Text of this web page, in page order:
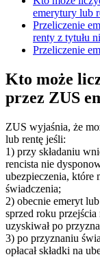
emerytury lub
Przeliczenie
renty z tytułu
Przeliczenie
Kto może
przez ZUS
ZUS wyjaśnia, że
lub rentę jeśli:
1) przy składaniu
rencista nie
ubezpieczenia, które
świadczenia;
2) obecnie emeryt
sprzed roku
uzyskiwał po
3) po przyznaniu
opłacał składki na